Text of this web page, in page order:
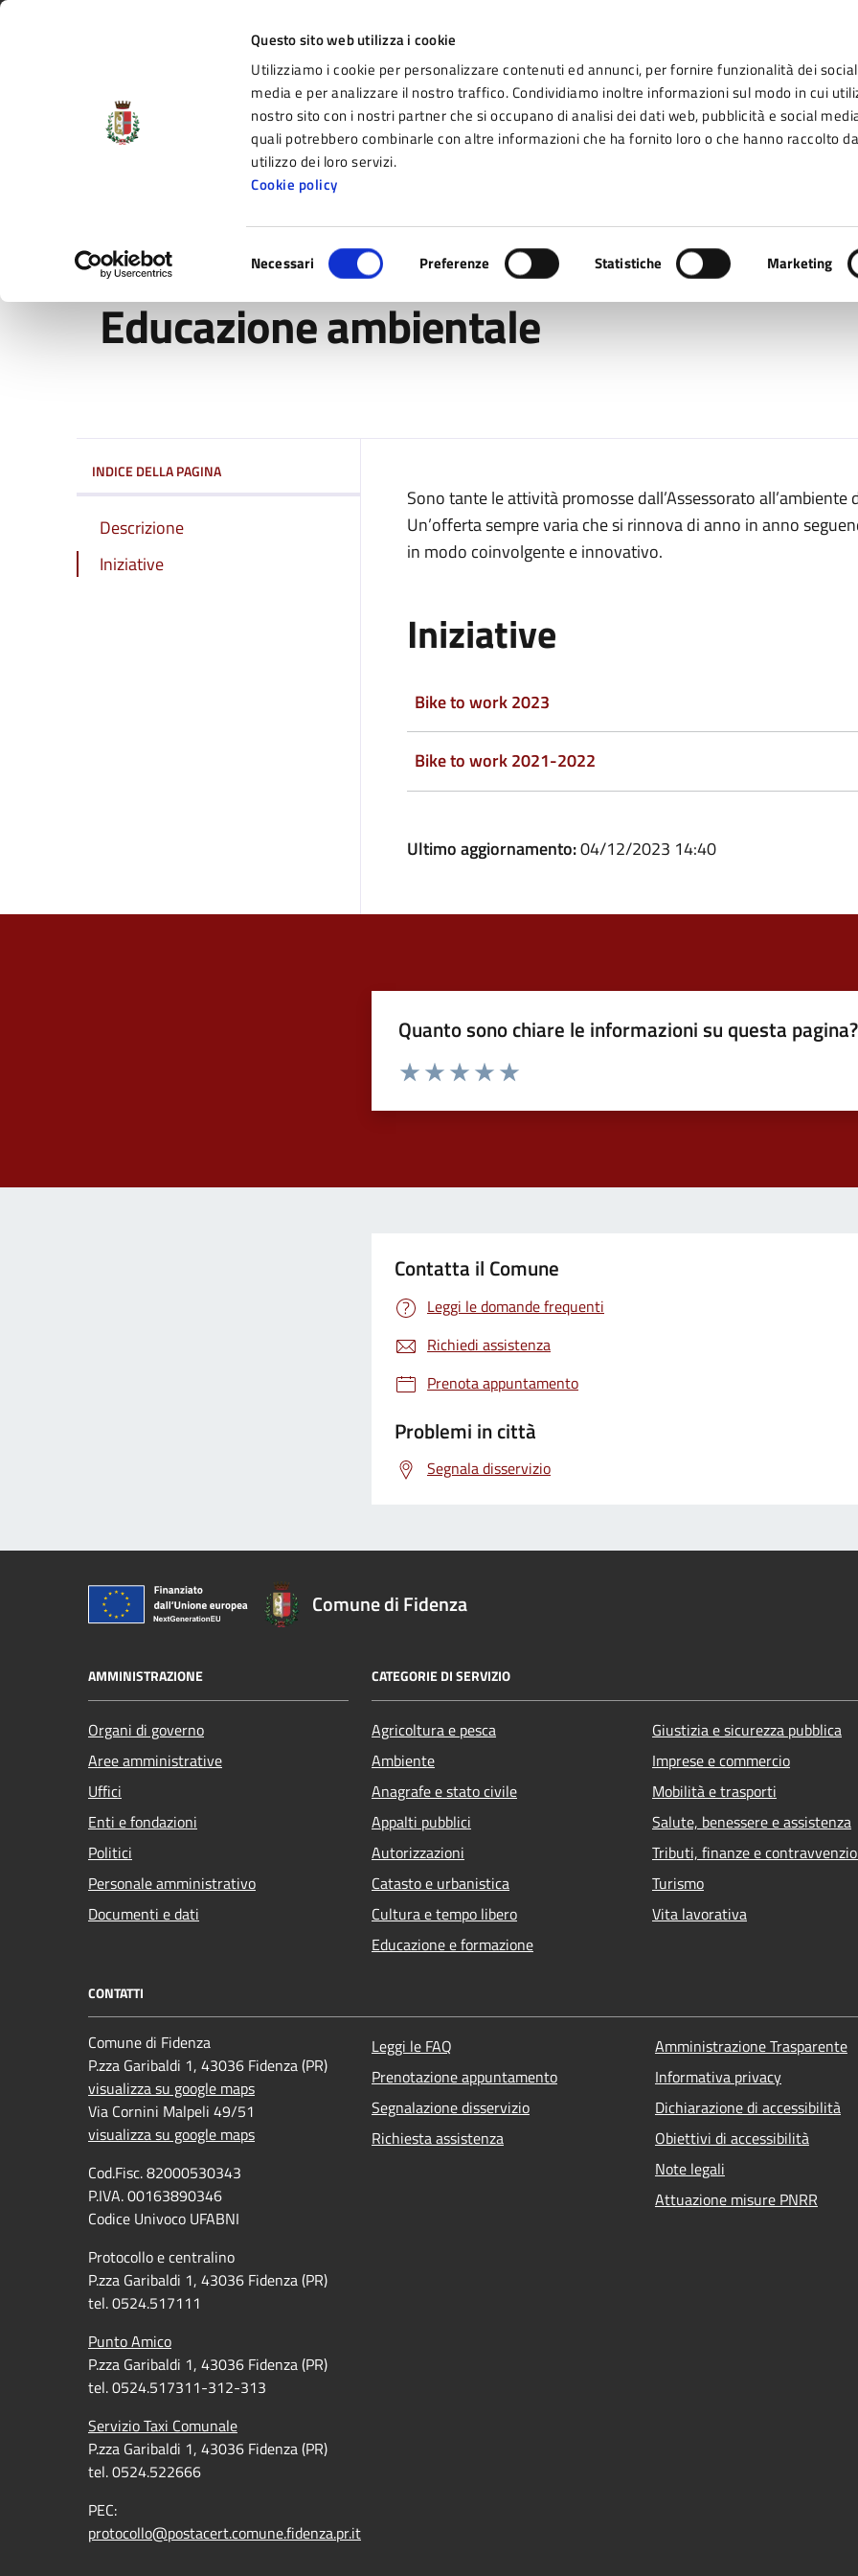
Questo sito web utilizza i cookie
Utilizziamo i cookie per personalizzare contenuti ed annunci, per fornire funzionalità dei social
media e per analizzare il nostro traffico. Condividiamo inoltre informazioni sul modo in cui
nostro sito con i nostri partner che si occupano di analisi dei dati web, pubblicità e social
quali potrebbero combinarle con altre informazioni che ha fornito loro o che hanno raccolto
utilizzo dei loro servizi.
Cookie policy
del
consenso
Necessari Preferenze Statistiche Marketing
Vai al contenuto principale
Vai alla navigazione del sito
Vai al piede di pagina
Comune di Fidenza
il portale di servizi e informazioni del Comune di Fidenza
Novità
Home / Amministrazione / Uffici / Ambiente / Tutela ambiente e paesaggio Educazione ambientale
Educazione ambientale
INDICE DELLA PAGINA
Descrizione
Iniziative
Sono tante le attività promosse dall’Assessorato
Un’offerta sempre varia che si rinnova di anno in anno
in modo coinvolgente e innovativo.
Iniziative
Bike to work 2023
Bike to work 2021-2022
Ultimo aggiornamento:04/12/2023 14:40
Quanto sono chiare le informazioni su questa pagina?
Valuta da 1 a 5 stelle la pagina
Contatta il Comune
Leggi le domande frequenti
Richiedi assistenza
Prenota appuntamento
Problemi in città
Segnala disservizio
Comune di Fidenza
AMMINISTRAZIONE
Organi di governo
Aree amministrative
Uffici
Enti e fondazioni
Politici
Personale amministrativo
Documenti e dati
CATEGORIE DI SERVIZIO
Agricoltura e pesca
Ambiente
Anagrafe e stato civile
Appalti pubblici
Autorizzazioni
Catasto e urbanistica
Cultura e tempo libero
Educazione e formazione
Giustizia e sicurezza pubblica
Imprese e commercio
Mobilità e trasporti
Salute, benessere e assistenza
Tributi, finanze e
Turismo
Vita lavorativa
CONTATTI
Comune di Fidenza
P.zza Garibaldi 1, 43036 Fidenza (PR)
visualizza su google maps
Via Cornini Malpeli 49/51
visualizza su google maps
Cod.Fisc. 82000530343
P.IVA. 00163890346
Codice Univoco UFABNI
Protocollo e centralino
P.zza Garibaldi 1, 43036 Fidenza (PR)
tel. 0524.517111
Punto Amico
P.zza Garibaldi 1, 43036 Fidenza (PR)
tel. 0524.517311-312-313
Servizio Taxi Comunale
P.zza Garibaldi 1, 43036 Fidenza (PR)
tel. 0524.522666
PEC:
protocollo@postacert.comune.fidenza.pr.it
Leggi le FAQ
Prenotazione appuntamento
Segnalazione disservizio
Richiesta assistenza
Amministrazione Trasparente
Informativa privacy
Dichiarazione di accessibilità
Obiettivi di accessibilità
Note legali
Attuazione misure PNRR